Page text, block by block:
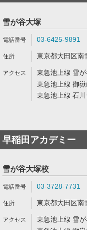
雪が谷大塚
03-6425-9891
東京都大田区南
東急池上線 雪
東急池上線 御
東急池上線 石
早稲田アカデミー
雪が谷大塚校
03-3728-7731
東京都大田区南
東急池上線 雪